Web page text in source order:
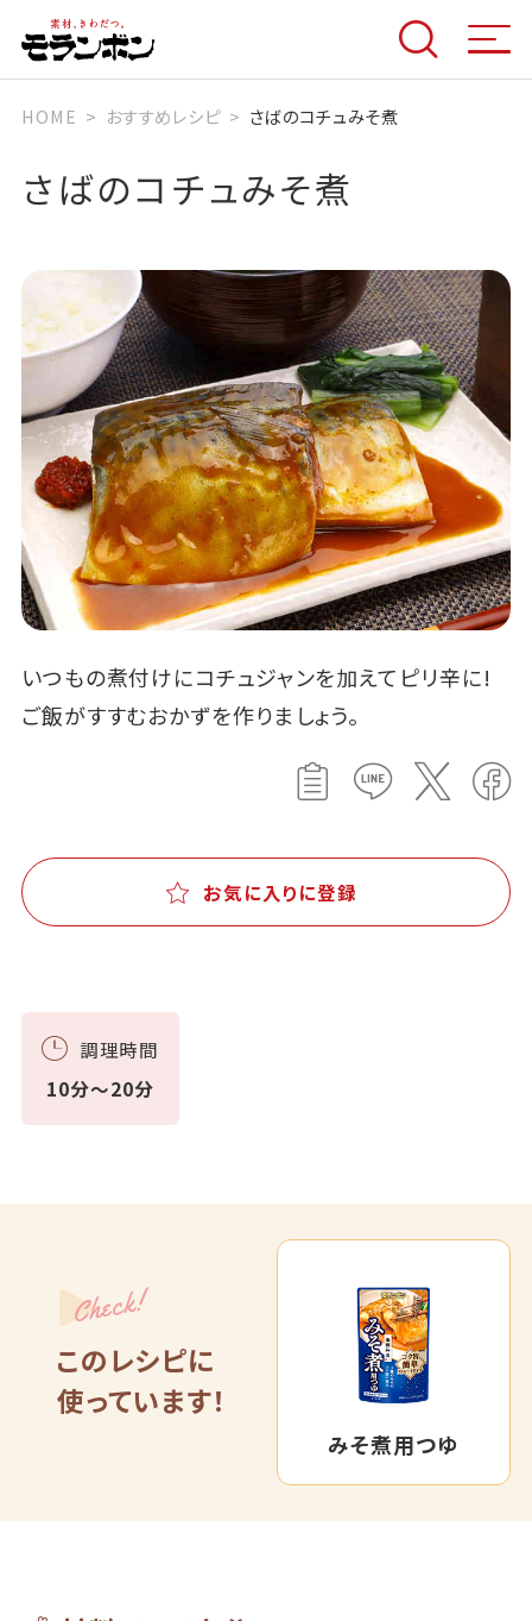
HOME おすすめレシピ さばのコチュみそ煮
さばのコチュみそ煮
いつもの煮付けにコチュジャンを加えてピリ辛に!
ご飯がすすむおかずを作りましょう。
お気に入りに登録
調理時間
10分～20分
Check!
このレシピに
使っています！
みそ煮用つゆ